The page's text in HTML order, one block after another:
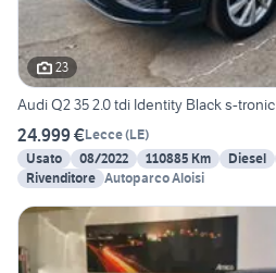
23
Audi Q2 35 2.0 tdi Identity Black s-tronic
24.999 €Lecce(LE)
Usato
08/2022 110885 Km Diesel
Rivenditore Autoparco Aloisi